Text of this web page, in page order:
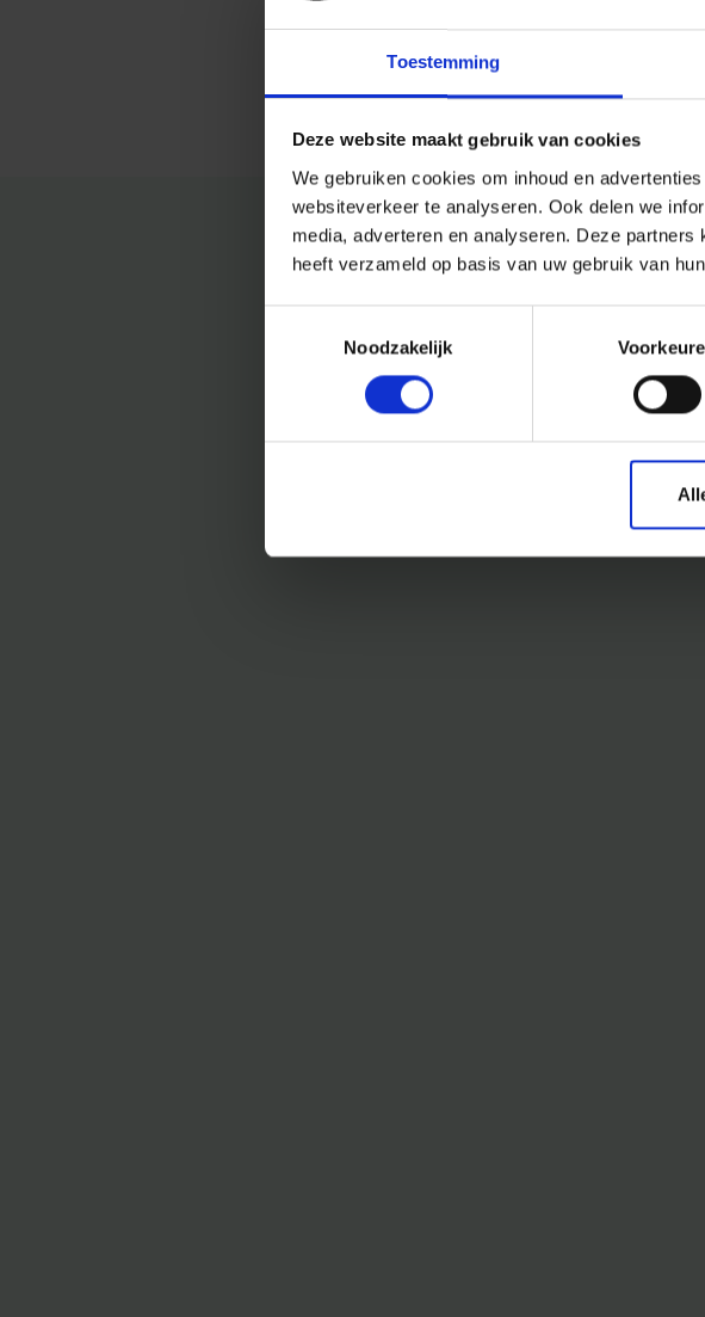
Toestemming
Deze website maakt gebruik van cookies
We gebruiken cookies om inhoud en
websiteverkeer te analyseren. Ook delen we
media, adverteren en analyseren. Deze partners
heeft verzameld op basis van uw gebruik van
Noodzakelijk